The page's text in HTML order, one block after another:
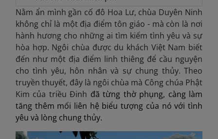
Nằm ẩn mình gần cố đô Hoa Lư, chùa Duyên Ninh
không chỉ là một địa điểm tôn giáo - mà còn là nơi
hành hương cho những ai tìm kiếm tình yêu và sự
hòa hợp. Ngôi chùa được du khách Việt Nam biết
đến như một địa điểm linh thiêng để cầu nguyện
cho tình yêu, hôn nhân và sự chung thủy. Theo
truyền thuyết, đây là ngôi chùa mà Công chúa Phật
Kim của triều Đinh đã từng thờ phụng, càng làm
tăng thêm mối liên hệ biểu tượng của nó với tình
yêu và lòng chung thủy.